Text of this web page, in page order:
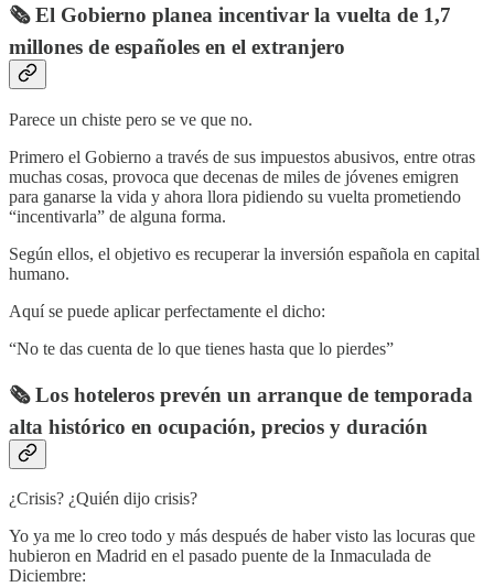
🗞️ El Gobierno planea incentivar la vuelta de 1,7
millones de españoles en el extranjero
Parece un chiste pero se ve que no.
Primero el Gobierno a través de sus impuestos abusivos, entre otras
muchas cosas, provoca que decenas de miles de jóvenes emigren
para ganarse la vida y ahora llora pidiendo su vuelta prometiendo
“incentivarla” de alguna forma.
Según ellos, el objetivo es recuperar la inversión española en capital
humano.
Aquí se puede aplicar perfectamente el dicho:
“No te das cuenta de lo que tienes hasta que lo pierdes”
🗞️ Los hoteleros prevén un arranque de temporada
alta histórico en ocupación, precios y duración
¿Crisis? ¿Quién dijo crisis?
Yo ya me lo creo todo y más después de haber visto las locuras que
hubieron en Madrid en el pasado puente de la Inmaculada de
Diciembre: